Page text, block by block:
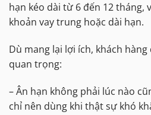
hạn kéo dài từ 6 đến 12 tháng,
khoản vay trung hoặc dài hạn.
Dù mang lại lợi ích, khách
quan trọng:
– Ân hạn không phải lúc nào
chỉ nên dùng khi thật sự khó